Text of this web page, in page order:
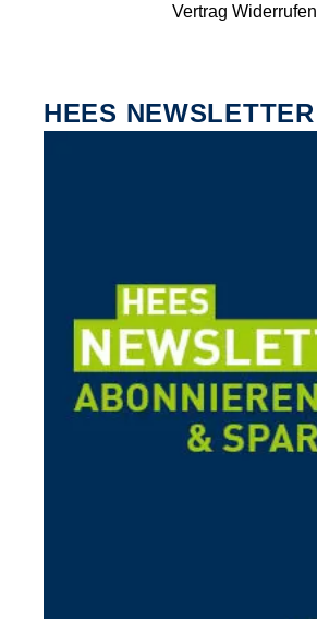
Vertrag Widerrufen
HEES NEWSLETTER